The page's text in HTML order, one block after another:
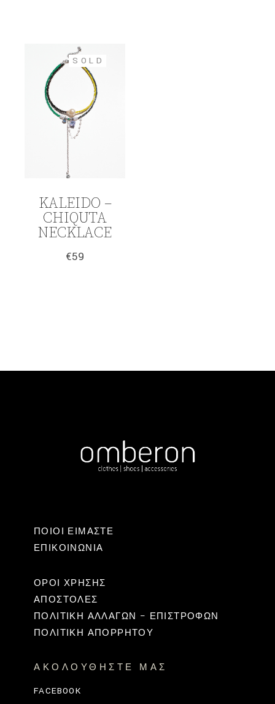
SOLD
KALEIDO –
CHIQUTA
NECKLACE
€59
ΠΟΙΟΙ ΕΙΜΑΣΤΕ
ΕΠΙΚΟΙΝΩΝΊΑ
ΟΡΟΙ ΧΡΗΣΗΣ
ΑΠΟΣΤΟΛΕΣ
ΠΟΛΙΤΙΚΉ ΑΛΛΑΓΏΝ – ΕΠΙΣΤΡΟΦΏΝ
ΠΟΛΙΤΙΚΗ ΑΠΟΡΡΗΤΟΥ
ΑΚΟΛΟΥΘΉΣΤΕ ΜΑΣ
FACEBOOK